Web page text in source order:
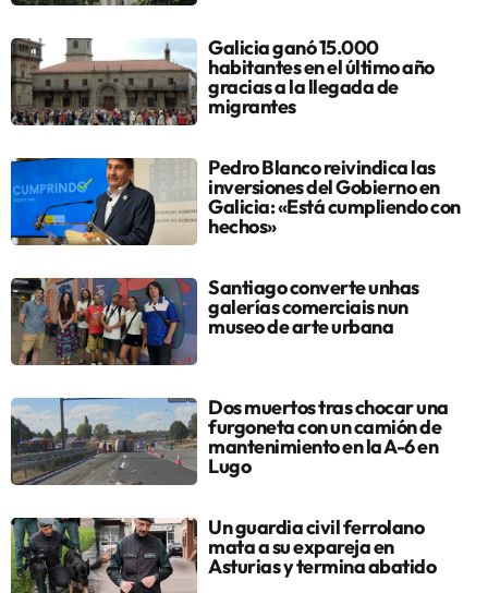
Galicia ganó 15.000
habitantes en el último año
gracias a la llegada de
migrantes
Pedro Blanco reivindica las
inversiones del Gobierno en
Galicia: «Está cumpliendo con
hechos»
Santiago converte unhas
galerías comerciais nun
museo de arte urbana
Dos muertos tras chocar una
furgoneta con un camión de
mantenimiento en la A-6 en
Lugo
Un guardia civil ferrolano
mata a su expareja en
Asturias y termina abatido